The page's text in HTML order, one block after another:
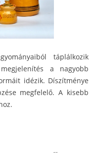
táplálkozik
a nagyobb
idézik. Díszítménye
megfelelő. A kisebb